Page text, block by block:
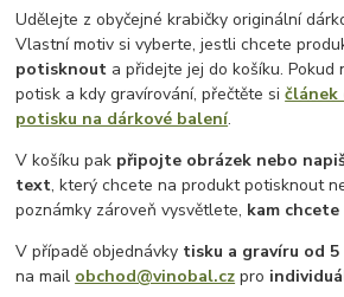
Udělejte z obyčejné krabičky originální
Vlastní motiv si vyberte, jestli chcete
potisknout a přidejte jej do košíku. Pokud
potisk a kdy gravírování, přečtěte sičlánek
potisku na dárkové balení.
V košíku pak připojte obrázek nebo
text, který chcete na produkt potisknout
poznámky zároveň vysvětlete, kam
V případě objednávky tisku a gravíru od 5
na mail obchod@vinobal.cz pro